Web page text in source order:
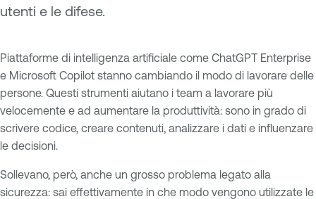
utenti e le difese.
Piattaforme di intelligenza artificiale come ChatGPT Enterprise
e Microsoft Copilot stanno cambiando il modo di lavorare delle
persone. Questi strumenti aiutano i team a lavorare più
velocemente e ad aumentare la produttività: sono in grado di
scrivere codice, creare contenuti, analizzare i dati e influenzare
le decisioni.
Sollevano, però, anche un grosso problema legato alla
sicurezza: sai effettivamente in che modo vengono utilizzate le